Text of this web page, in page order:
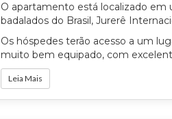
O apartamento está localizado em
badalados do Brasil, Jurerê
Os hóspedes terão acesso a um
muito bem equipado, com
Leia Mais